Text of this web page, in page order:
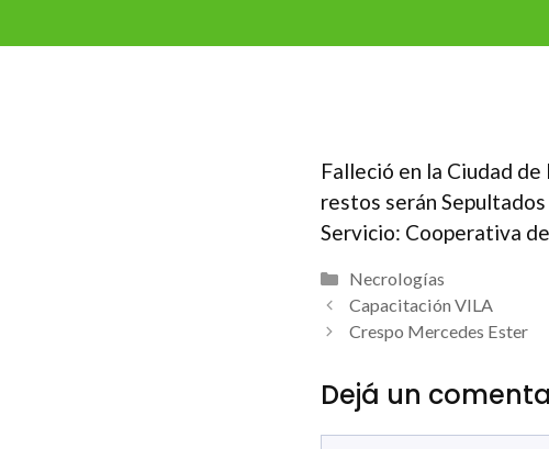
Falleció en la Ciudad de
restos serán
Servicio: Cooperativa
Categorías
Necrologías
Capacitación VILA
Crespo Mercedes Ester
Dejá un